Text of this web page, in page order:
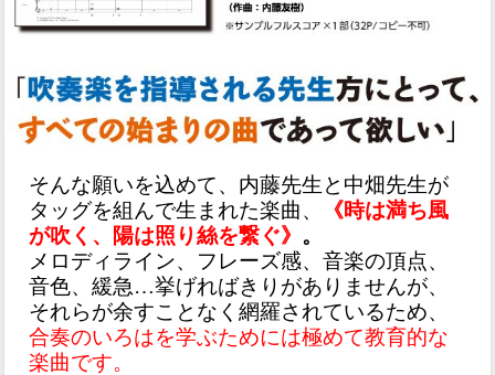
そんな願いを込めて、内藤先生と中畑先生が
タッグを組んで生まれた楽曲、
《時は満ち風
が吹く、陽は照り絲を繋ぐ》 。
メロディライン、フレーズ感、音楽の頂点、
音色、緩急…挙げればきりがありませんが、
それらが余すことなく網羅されているため、
合奏のいろはを学ぶためには極めて教育的な
楽曲です。